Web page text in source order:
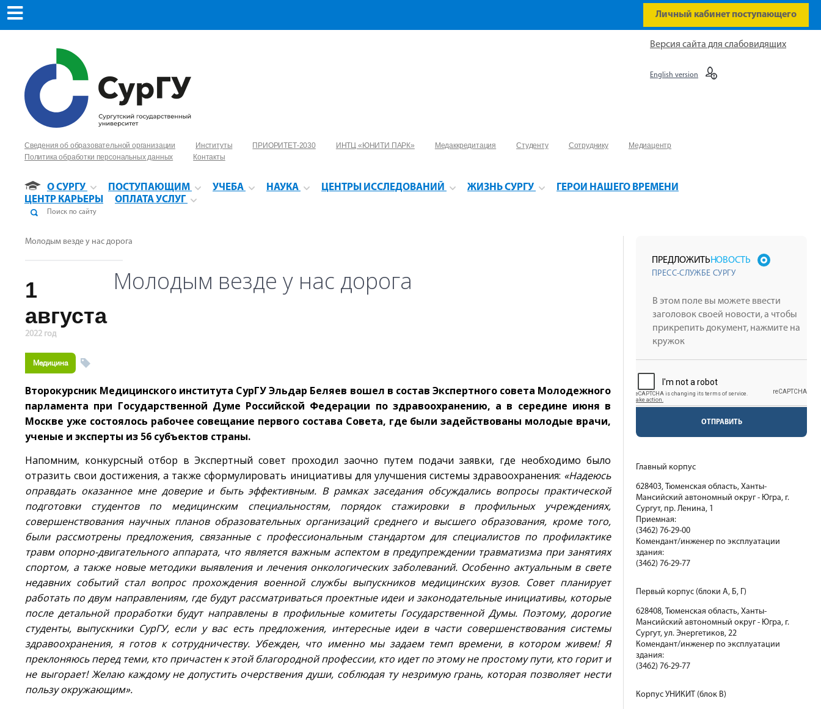
Личный кабинет поступающего
Сведения об образовательной организации Институты ПРИОРИТЕТ-2030 ИНТЦ «ЮНИТИ ПАРК» Медаккредитация Студенту Сотруднику
Медиацентр
Политика обработки персональных данных
Контакты
О СУРГУ ПОСТУПАЮЩИМ УЧЕБА НАУКА ЦЕНТРЫ ИССЛЕДОВАНИЙ ЖИЗНЬ СУРГУ
ГЕРОИ НАШЕГО ВРЕМЕНИ
ЦЕНТР КАРЬЕРЫ
ОПЛАТА УСЛУГ
Версия сайта для слабовидящих
English version
Молодым везде у нас дорога
1
августа
2022 год
Молодым везде у нас дорога
Медицина
Второкурсник Медицинского института СурГУ Эльдар Беляев вошел в состав Экспертного совета Молодежного
парламента при Государственной Думе Российской Федерации по здравоохранению, а в середине июня в
Москве уже состоялось рабочее совещание первого состава Совета, где были задействованы молодые врачи,
ученые и эксперты из 56 субъектов страны.
Напомним, конкурсный отбор в Экспертный совет проходил заочно путем подачи заявки, где необходимо было
отразить свои достижения, а также сформулировать инициативы для улучшения системы здравоохранения: «Надеюсь
оправдать оказанное мне доверие и быть эффективным. В рамках заседания обсуждались вопросы практической
подготовки студентов по медицинским специальностям, порядок стажировки в профильных учреждениях,
совершенствования научных планов образовательных организаций среднего и высшего образования, кроме того,
были рассмотрены предложения, связанные с профессиональным стандартом для специалистов по профилактике
травм опорно-двигательного аппарата, что является важным аспектом в предупреждении травматизма при занятиях
спортом, а также новые методики выявления и лечения онкологических заболеваний. Особенно актуальным в свете
недавних событий стал вопрос прохождения военной службы выпускников медицинских вузов. Совет планирует
работать по двум направлениям, где будут рассматриваться проектные идеи и законодательные инициативы, которые
после детальной проработки будут направлены в профильные комитеты Государственной Думы. Поэтому, дорогие
студенты, выпускники СурГУ, если у вас есть предложения, интересные идеи в части совершенствования системы
здравоохранения, я готов к сотрудничеству. Убежден, что именно мы задаем темп времени, в котором живем! Я
преклоняюсь перед теми, кто причастен к этой благородной профессии, кто идет по этому не простому пути, кто горит и
не выгорает! Желаю каждому не допустить очерствения души, соблюдая ту незримую грань, которая позволяет нести
пользу окружающим».
ПРЕДЛОЖИТЬНОВОСТЬ
ПРЕСС-СЛУЖБЕ СУРГУ
ОТПРАВИТЬ
Главный корпус
628403, Тюменская область, Ханты-
Мансийский автономный округ - Югра, г.
Сургут, пр. Ленина, 1
Приемная:
(3462) 76-29-00
Комендант/инженер по эксплуатации
здания:
(3462) 76-29-77
Первый корпус (блоки А, Б, Г)
628408, Тюменская область, Ханты-
Мансийский автономный округ - Югра, г.
Сургут, ул. Энергетиков, 22
Комендант/инженер по эксплуатации
здания:
(3462) 76-29-77
Корпус УНИКИТ (блок В)